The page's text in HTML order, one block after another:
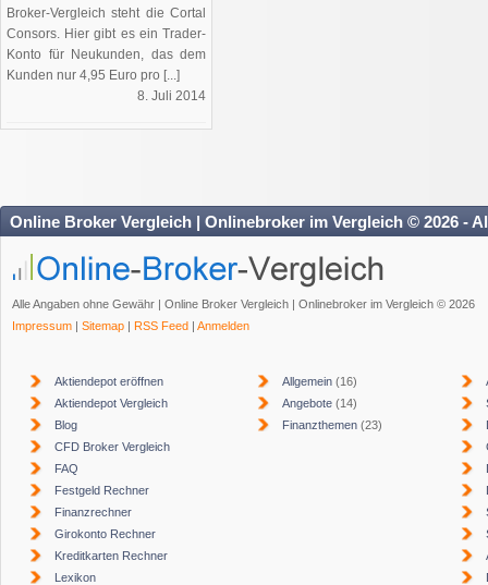
Broker-Vergleich steht die Cortal
Consors. Hier gibt es ein Trader-
Konto für Neukunden, das dem
Kunden nur 4,95 Euro pro [...]
8. Juli 2014
Online Broker Vergleich | Onlinebroker im Vergleich © 2026 -
Alle Angaben ohne Gewähr | Online Broker Vergleich | Onlinebroker im Vergleich © 2026
Impressum | Sitemap | RSS Feed | Anmelden
Aktiendepot eröffnen
Aktiendepot Vergleich
Blog
CFD Broker Vergleich
FAQ
Festgeld Rechner
Finanzrechner
Girokonto Rechner
Kreditkarten Rechner
Lexikon
Allgemein (16)
Angebote (14)
Finanzthemen (23)